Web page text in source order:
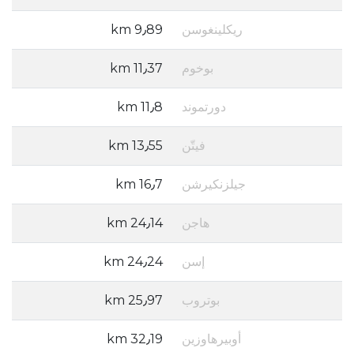
ريكلينغوسن 9٫89 km
بوخوم 11٫37 km
دورتموند 11٫8 km
فيتّن 13٫55 km
جيلزنكيرشن 16٫7 km
هاجن 24٫14 km
إسن 24٫24 km
بوتروب 25٫97 km
أوبيرهاوزين 32٫19 km